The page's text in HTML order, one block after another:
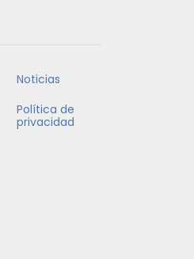
Noticias
Política de
privacidad